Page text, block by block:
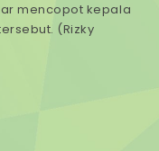
mencopot kepala
(Rizky